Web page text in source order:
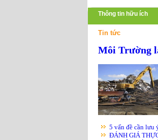
Thông tin hữu ích
Tin tức
Môi Trường
5 vấn đề cần lưu
ĐÁNH GIÁ